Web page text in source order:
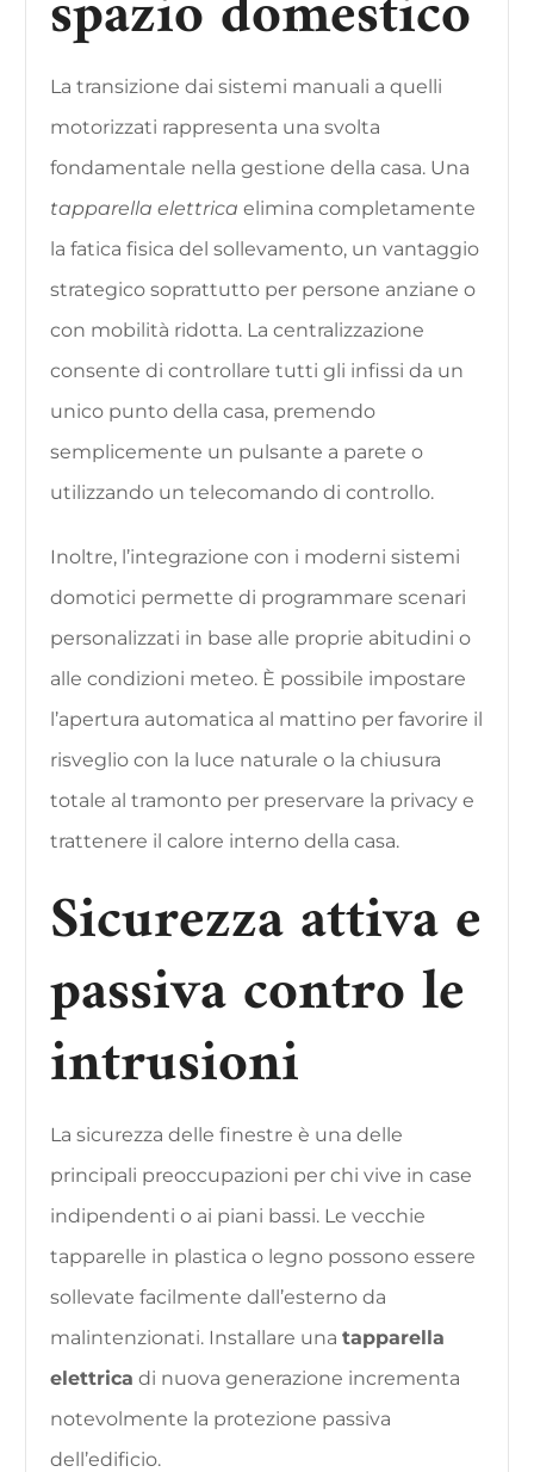
La transizione dai sistemi manuali a quelli
motorizzati rappresenta una svolta
fondamentale nella gestione della casa. Una
tapparella elettrica elimina completamente
la fatica fisica del sollevamento, un vantaggio
strategico soprattutto per persone anziane o
con mobilità ridotta. La centralizzazione
consente di controllare tutti gli infissi da un
unico punto della casa, premendo
semplicemente un pulsante a parete o
utilizzando un telecomando di controllo.
Inoltre, l’integrazione con i moderni sistemi
domotici permette di programmare scenari
personalizzati in base alle proprie abitudini o
alle condizioni meteo. È possibile impostare
l’apertura automatica al mattino per favorire il
risveglio con la luce naturale o la chiusura
totale al tramonto per preservare la privacy e
trattenere il calore interno della casa.
Sicurezza attiva e
passiva contro le
intrusioni
La sicurezza delle finestre è una delle
principali preoccupazioni per chi vive in case
indipendenti o ai piani bassi. Le vecchie
tapparelle in plastica o legno possono essere
sollevate facilmente dall’esterno da
malintenzionati. Installare unatapparella
elettrica di nuova generazione incrementa
notevolmente la protezione passiva
dell’edificio.